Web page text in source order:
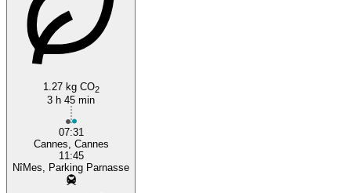
1.27 kg CO2
3 h 45 min
07:31
Cannes, Cannes
11:45
NîMes, Parking Parnasse